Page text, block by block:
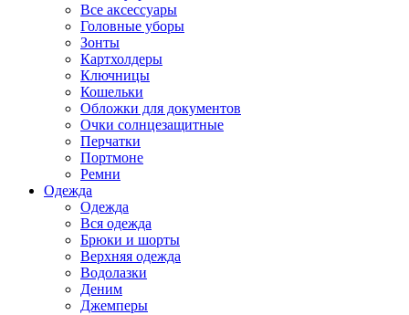
Все аксессуары
Головные уборы
Зонты
Картхолдеры
Ключницы
Кошельки
Обложки для документов
Очки солнцезащитные
Перчатки
Портмоне
Ремни
Одежда
Одежда
Вся одежда
Брюки и шорты
Верхняя одежда
Водолазки
Деним
Джемперы